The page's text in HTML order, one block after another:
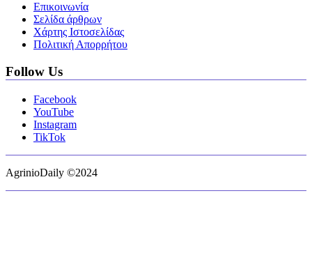
Επικοινωνία
Σελίδα άρθρων
Χάρτης Ιστοσελίδας
Πολιτική Απορρήτου
Follow Us
Facebook
YouTube
Instagram
TikTok
AgrinioDaily ©2024